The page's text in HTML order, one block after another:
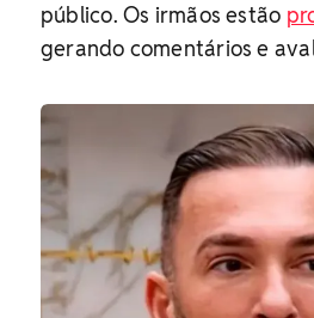
público. Os irmãos estão
gerando comentários e